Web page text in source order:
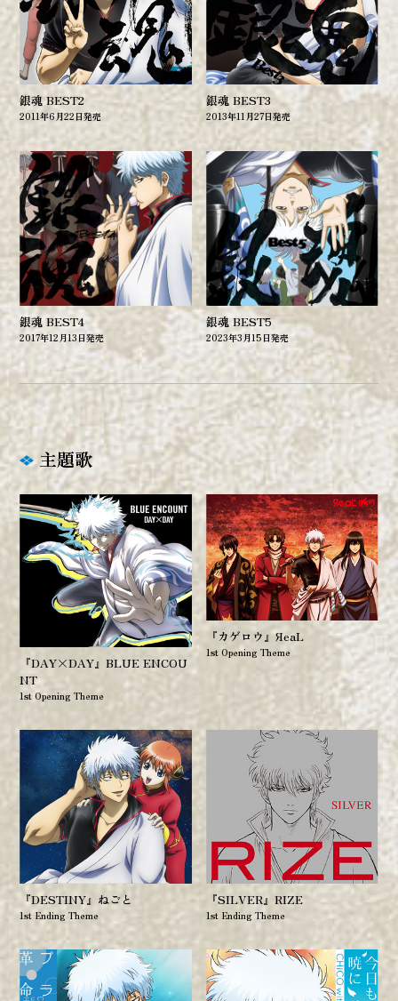
銀魂 BEST2
2011年6月22日発売
銀魂 BEST3
2013年11月27日発売
銀魂 BEST4
2017年12月13日発売
銀魂 BEST5
2023年3月15日発売
主題歌
『DAY×DAY』BLUE ENCOU
NT
1st Opening Theme
『カゲロウ』ЯeaL
1st Opening Theme
『DESTINY』ねごと
1st Ending Theme
『SILVER』RIZE
1st Ending Theme